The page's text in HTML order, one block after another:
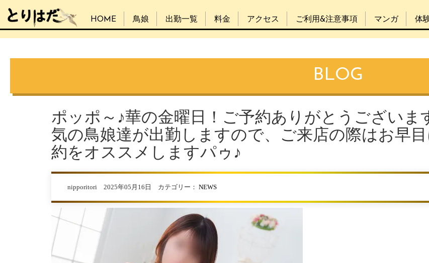
HOME 鳥娘 出勤一覧 料金 アクセス ご利用&注意事項 マンガ 体
BLOG
ポッポ～♪華の金曜日！ご予約ありがとうございま
気の鳥娘達が出勤しますので、ご来店の際はお早
約をオススメしますパゥ♪
nipporitori 2025年05月16日 カテゴリー： NEWS